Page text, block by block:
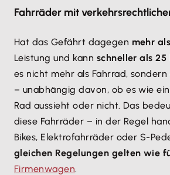
Fahrräder mit
Hat das Gefährt dagegen mehr
Leistung und kann schneller als
es nicht mehr als Fahrrad,
– unabhängig davon, ob es wie
Rad aussieht oder nicht. Das
diese Fahrräder – in der Regel
Bikes, Elektrofahrräder oder S-
gleichen Regelungen gelten wie
Firmenwagen.